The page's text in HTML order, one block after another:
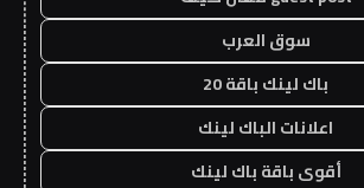
سوق العرب
باك لينك باقة 20
اعلانات الباك لينك
أقوى باقة باك لينك